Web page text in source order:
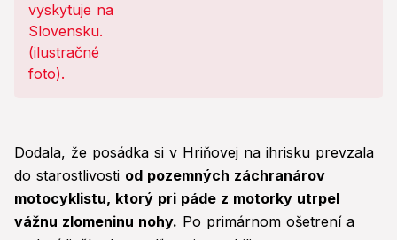
Dodala, že posádka si v Hriňovej na ihrisku prevzala
do starostlivosti od pozemných záchranárov
motocyklistu, ktorý pri páde z motorky utrpel
vážnu zlomeninu nohy. Po primárnom ošetrení a